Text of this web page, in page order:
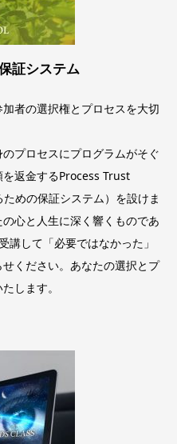
証システム
者の選択権とプロセスを大切
プロセスにプログラムがそぐ
返金するProcess Trust
めの保証システム）を設けま
心と人生に深く響くものであ
して「必要ではなかった」
ください。あなたの選択とプ
します。